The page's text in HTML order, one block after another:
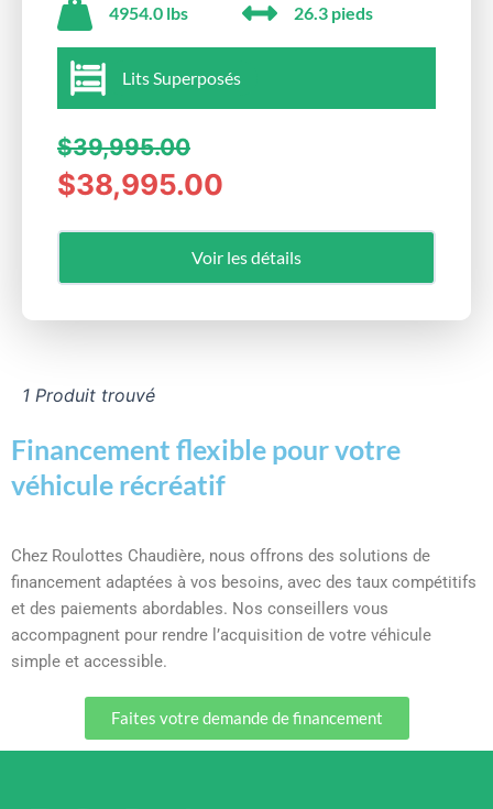
4954.0 lbs 26.3 pieds
Lits Superposés
$39,995.00
$38,995.00
Voir les détails
1 Produit trouvé
Financement flexible pour votre
véhicule récréatif
Chez Roulottes Chaudière, nous offrons des solutions de
financement adaptées à vos besoins, avec des taux compétitifs
et des paiements abordables. Nos conseillers vous
accompagnent pour rendre l’acquisition de votre véhicule
simple et accessible.
Faites votre demande de financement